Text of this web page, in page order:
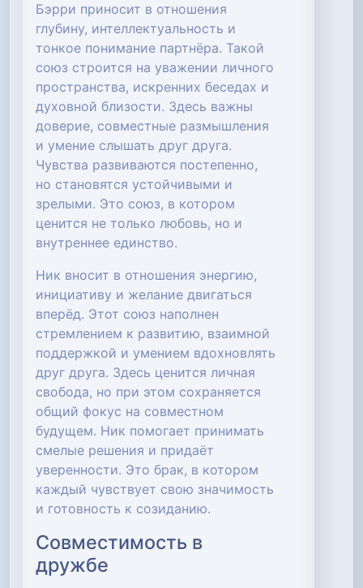
Бэрри приносит в отношения
глубину, интеллектуальность и
тонкое понимание партнёра. Такой
союз строится на уважении личного
пространства, искренних беседах и
духовной близости. Здесь важны
доверие, совместные размышления
и умение слышать друг друга.
Чувства развиваются постепенно,
но становятся устойчивыми и
зрелыми. Это союз, в котором
ценится не только любовь, но и
внутреннее единство.
Ник вносит в отношения энергию,
инициативу и желание двигаться
вперёд. Этот союз наполнен
стремлением к развитию, взаимной
поддержкой и умением вдохновлять
друг друга. Здесь ценится личная
свобода, но при этом сохраняется
общий фокус на совместном
будущем. Ник помогает принимать
смелые решения и придаёт
уверенности. Это брак, в котором
каждый чувствует свою значимость
и готовность к созиданию.
Совместимость в
дружбе